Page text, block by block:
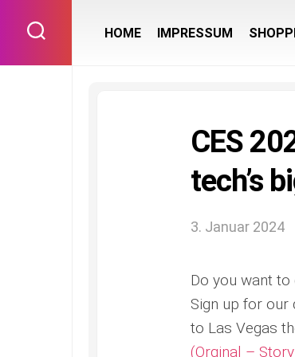
content
HOME IMPRESSUM
CES
tech’s
3. Januar 2024
Do you want
Sign up for our
to Las Vegas
(Orginal –